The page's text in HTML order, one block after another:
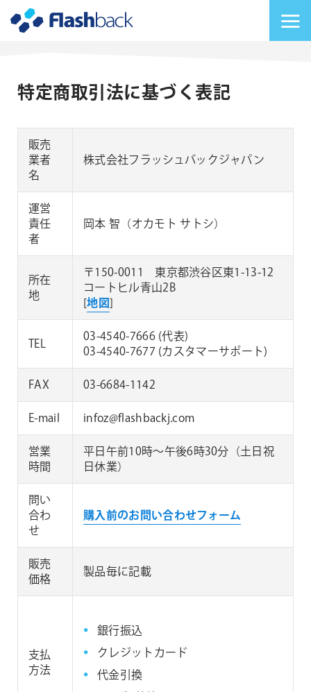
特定商取引法に基づく表記
販売
業者
名
株式会社フラッシュバックジャパン
運営
責任
者
岡本 智（オカモト サトシ）
所在
地
〒150-0011 東京都渋谷区東1-13-12
コートヒル青山2B
[地図]
TEL
03-4540-7666 (代表)
03-4540-7677 (カスタマーサポート)
FAX 03-6684-1142
E-mail infoz@flashbackj.com
営業
時間
平日午前10時～午後6時30分（土日祝
日休業）
問い
合わ
せ
購入前のお問い合わせフォーム
販売
価格
製品毎に記載
支払
方法
銀行振込
クレジットカード
代金引換